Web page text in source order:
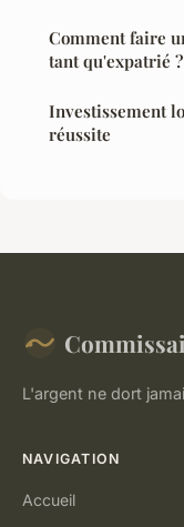
Comment faire
tant qu'expatrié ?
Investissement
réussite
L'argent ne dort
NAVIGATION
Accueil